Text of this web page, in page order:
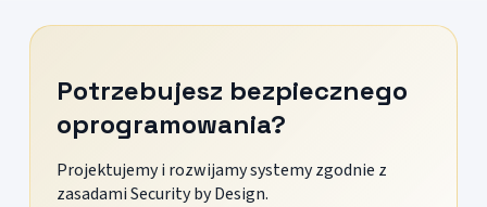
Potrzebujesz bezpiecznego
oprogramowania?
Projektujemy i rozwijamy systemy zgodnie z
zasadami Security by Design.